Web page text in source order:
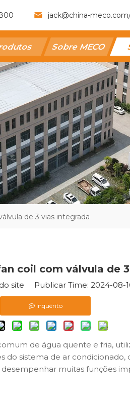
jack@china-meco.com
Sobre MECO
de 3 vias integrada
coil com válvula de
site Publicar Time: 2024-
Inquérito
de água quente e fria,
sistema de ar
muitas funções